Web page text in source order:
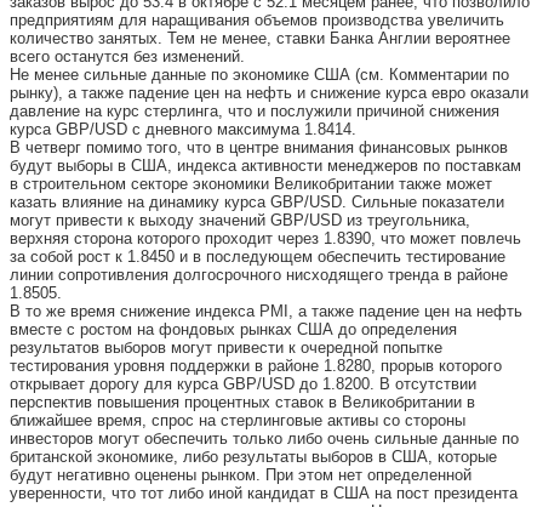
предприятиям для наращивания объемов производства увеличить
количество занятых. Тем не менее, ставки Банка Англии вероятнее
всего останутся без изменений.
Не менее сильные данные по экономике США (см. Комментарии по
рынку), а также падение цен на нефть и снижение курса евро оказали
давление на курс стерлинга, что и послужили причиной снижения
курса GBP/USD с дневного максимума 1.8414.
В четверг помимо того, что в центре внимания финансовых рынков
будут выборы в США, индекса активности менеджеров по поставкам
в строительном секторе экономики Великобритании также может
казать влияние на динамику курса GBP/USD. Сильные показатели
могут привести к выходу значений GBP/USD из треугольника,
верхняя сторона которого проходит через 1.8390, что может повлечь
за собой рост к 1.8450 и в последующем обеспечить тестирование
линии сопротивления долгосрочного нисходящего тренда в районе
1.8505.
В то же время снижение индекса PMI, а также падение цен на нефть
вместе с ростом на фондовых рынках США до определения
результатов выборов могут привести к очередной попытке
тестирования уровня поддержки в районе 1.8280, прорыв которого
открывает дорогу для курса GBP/USD до 1.8200. В отсутствии
перспектив повышения процентных ставок в Великобритании в
ближайшее время, спрос на стерлинговые активы со стороны
инвесторов могут обеспечить только либо очень сильные данные по
британской экономике, либо результаты выборов в США, которые
будут негативно оценены рынком. При этом нет определенной
уверенности, что тот либо иной кандидат в США на пост президента